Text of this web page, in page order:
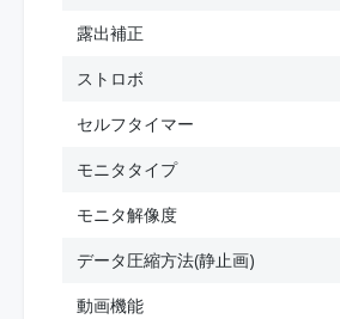
露出補正
ストロボ
セルフタイマー
モニタタイプ
モニタ解像度
データ圧縮方法(静止画)
動画機能